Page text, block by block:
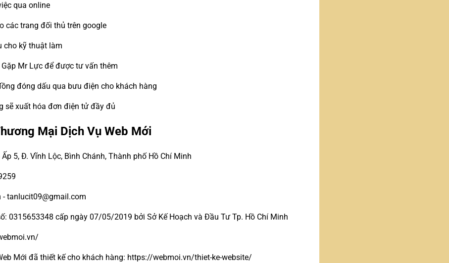
qua online
các trang đối thủ trên google
cho kỹ thuật làm
Mr Lực để được tư vấn thêm
đóng dấu qua bưu điện cho khách hàng
sẽ xuất hóa đơn điện tử đầy đủ
Mại Dịch Vụ Web Mới
5, Đ. Vĩnh Lộc, Bình Chánh, Thành phố Hồ Chí Minh
tanlucit09@gmail.com
0315653348 cấp ngày 07/05/2019 bởi Sở Kế Hoạch và Đầu Tư Tp. Hồ Chí Minh
Mới đã thiết kế cho khách hàng: https://webmoi.vn/thiet-ke-website/